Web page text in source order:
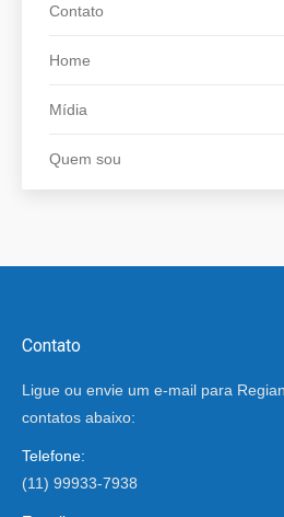
Contato
Home
Mídia
Quem sou
Contato
Ligue ou envie um e-mail para
contatos abaixo:
Telefone:
(11) 99933-7938